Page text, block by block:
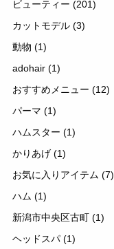
ビューティー (201)
カットモデル (3)
動物 (1)
adohair (1)
おすすめメニュー (12)
パーマ (1)
ハムスター (1)
かりあげ (1)
お気に入りアイテム (7)
ハム (1)
新潟市中央区古町 (1)
ヘッドスパ (1)